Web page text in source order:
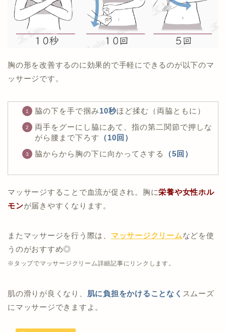
胸の形を改善するのに効果的で手軽にできるのが以下のマ
ッサージです。
脇の下を手で掴み10秒ほど揉む（両脇ともに）
両手をグーにし脇にあて、指の第二関節で押しな
がら腰まで下ろす
（10回）
脇からから胸の下に向かってさする
（5回）
マッサージすることで血流が促され。胸に栄養や女性ホル
モンが届きやすくなります。
またマッサージを行う際は、 マッサージクリームなどを使
うのがおすすめ◎
※タップでマッサージクリーム詳細記事にリンクします。
肌の滑りが良くなり、 肌に負担をかけることなく スムーズ
にマッサージできますよ。